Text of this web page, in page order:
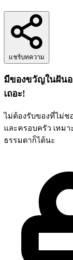
แชร์บทความ
มีของขวัญในฝันอ
เถอะ!
ไม่ต้องรับของที่ไม่ช
และครอบครัว เหมา
ธรรมดาก็ได้นะ